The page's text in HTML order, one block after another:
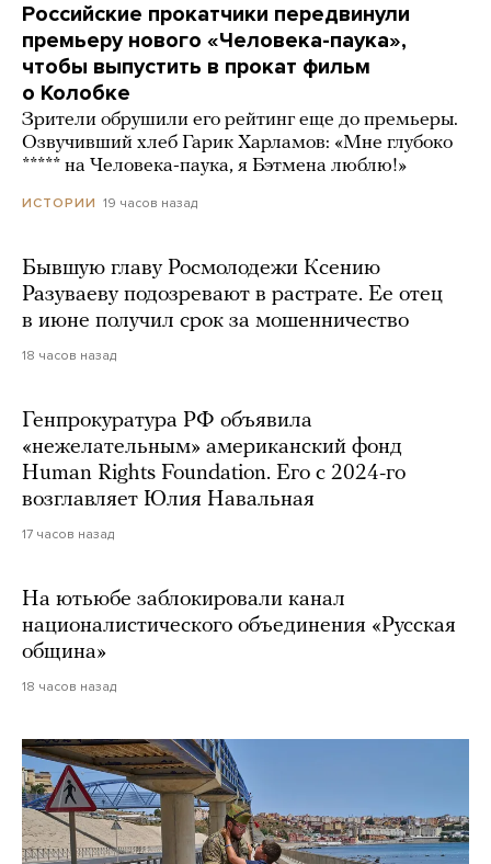
Российские прокатчики передвинули
премьеру нового «Человека-паука»,
чтобы выпустить в прокат фильм
о Колобке
Зрители обрушили его рейтинг еще до премьеры.
Озвучивший хлеб Гарик Харламов: «Мне глубоко
***** на Человека-паука, я Бэтмена люблю!»
ИСТОРИИ 19 часов назад
Бывшую главу Росмолодежи Ксению
Разуваеву подозревают в растрате. Ее отец
в июне получил срок за мошенничество
18 часов назад
Генпрокуратура РФ объявила
«нежелательным» американский фонд
Human Rights Foundation. Его с 2024-го
возглавляет Юлия Навальная
17 часов назад
На ютьюбе заблокировали канал
националистического объединения «Русская
община»
18 часов назад